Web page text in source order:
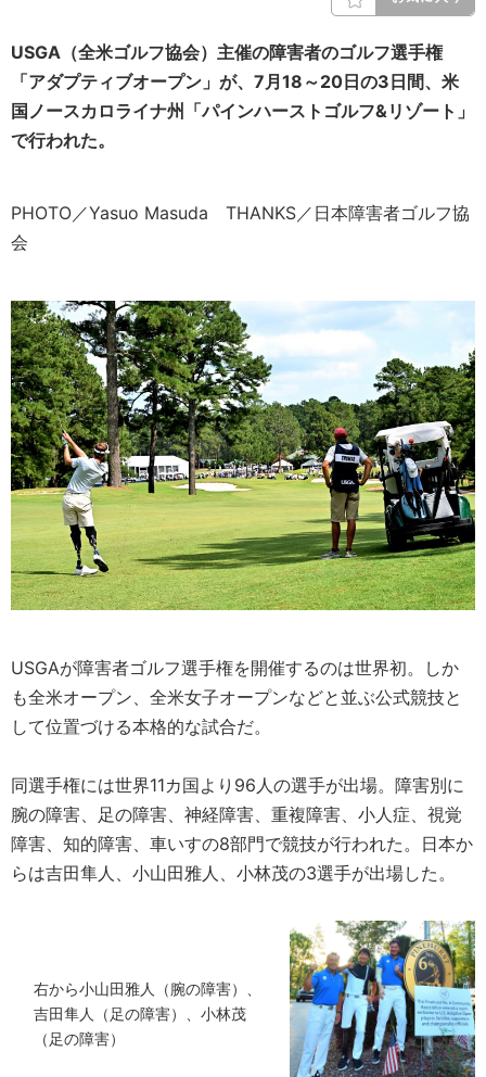
USGA（全米ゴルフ協会）主催の障害者のゴルフ選手権
「アダプティブオープン」が、7月18～20日の3日間、米
国ノースカロライナ州「パインハーストゴルフ&リゾート」
で行われた。
PHOTO／Yasuo Masuda THANKS／日本障害者ゴルフ協
会
USGAが障害者ゴルフ選手権を開催するのは世界初。しか
も全米オープン、全米女子オープンなどと並ぶ公式競技と
して位置づける本格的な試合だ。
同選手権には世界11カ国より96人の選手が出場。障害別に
腕の障害、足の障害、神経障害、重複障害、小人症、視覚
障害、知的障害、車いすの8部門で競技が行われた。日本か
らは吉田隼人、小山田雅人、小林茂の3選手が出場した。
右から小山田雅人（腕の障害）、
吉田隼人（足の障害）、小林茂
（足の障害）